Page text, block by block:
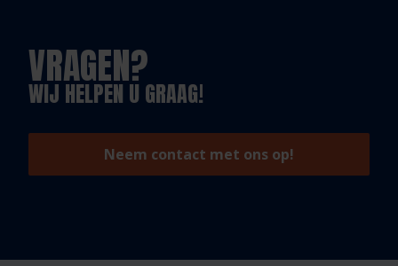
VRAGEN?
WIJ HELPEN U GRAAG!
Neem contact met ons op!